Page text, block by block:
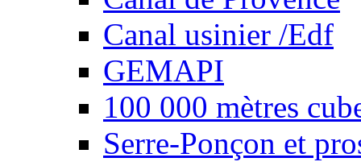
Canal usinier /Edf
GEMAPI
100 000 mètres
Serre-Ponçon et